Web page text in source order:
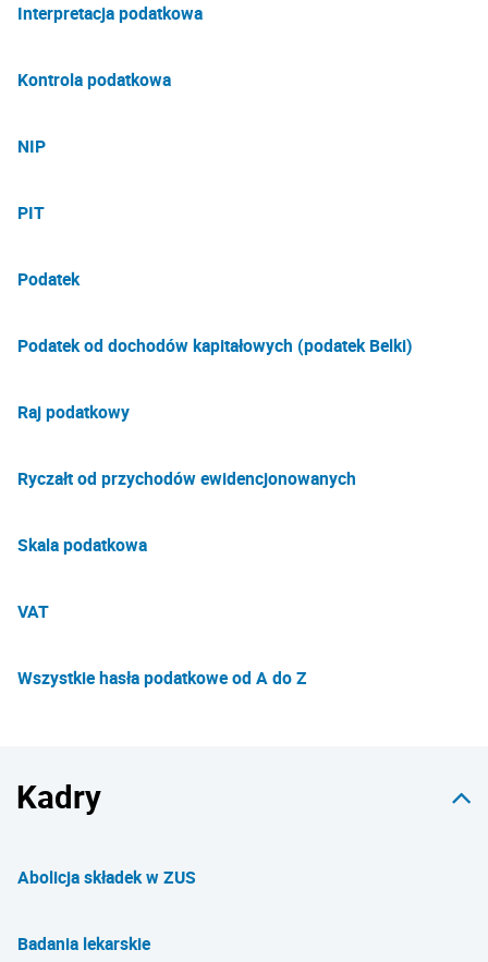
Interpretacja podatkowa
Kontrola podatkowa
NIP
PIT
Podatek
Podatek od dochodów kapitałowych (podatek Belki)
Raj podatkowy
Ryczałt od przychodów ewidencjonowanych
Skala podatkowa
VAT
Wszystkie hasła podatkowe od A do Z
Kadry
Abolicja składek w ZUS
Badania lekarskie